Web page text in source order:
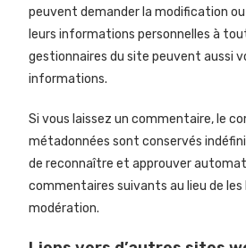
peuvent demander la modification ou
leurs informations personnelles à
gestionnaires du site peuvent aussi
informations.
Si vous laissez un commentaire, le
métadonnées sont conservés
de reconnaître et approuver
commentaires suivants au lieu de les
modération.